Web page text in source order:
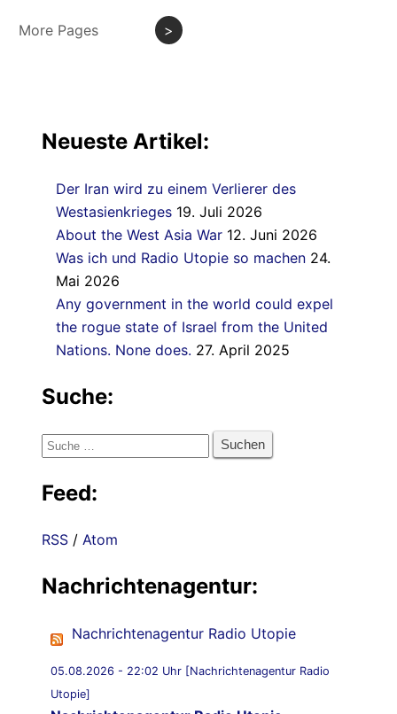
More Pages >
Neueste Artikel:
Der Iran wird zu einem Verlierer des
Westasienkrieges 19. Juli 2026
About the West Asia War 12. Juni 2026
Was ich und Radio Utopie so machen 24.
Mai 2026
Any government in the world could expel
the rogue state of Israel from the United
Nations. None does. 27. April 2025
Suche:
Suche
Feed:
RSS / Atom
Nachrichtenagentur:
Nachrichtenagentur Radio Utopie
05.08.2026 - 22:02 Uhr [Nachrichtenagentur Radio
Utopie]